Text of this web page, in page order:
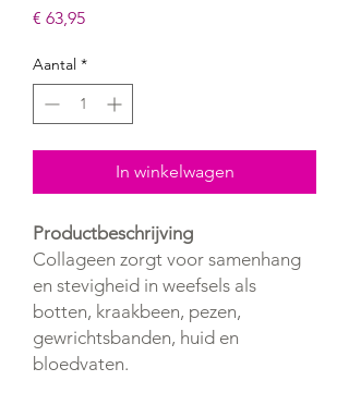
€ 63,95Prijs
Aantal *
In winkelwagen
Productbeschrijving
Collageen zorgt voor samenhang
en stevigheid in weefsels als
botten, kraakbeen, pezen,
gewrichtsbanden, huid en
bloedvaten.